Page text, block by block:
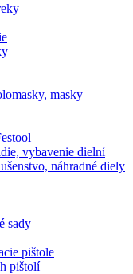
masky
vybavenie dielní
náhradné diely
sady
pištole
pištolí